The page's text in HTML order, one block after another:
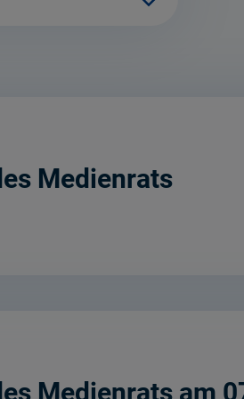
Medienrats
Medienrats am